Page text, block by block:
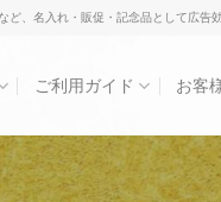
、名入れ・販促・記念品として広告
ご利用ガイド お客